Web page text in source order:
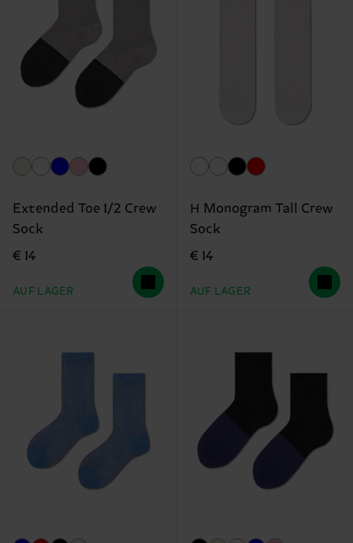
Extended Toe 1/2 Crew
Sock
€ 14
AUF LAGER
H Monogram Tall Crew
Sock
€ 14
AUF LAGER